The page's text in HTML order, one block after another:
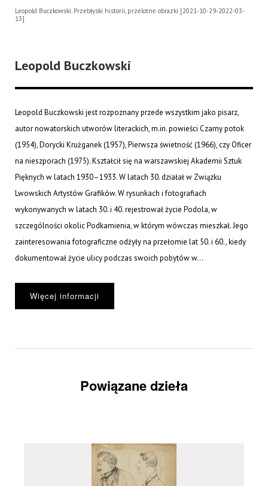
Leopold Buczkowski. Przebłyski historii, przelotne obrazki [2021-10-29-2022-03-
13]
Leopold Buczkowski
Leopold Buczkowski jest rozpoznany przede wszystkim jako pisarz,
autor nowatorskich utworów literackich, m.in. powieści Czarny potok
(1954), Dorycki Krużganek (1957), Pierwsza świetność (1966), czy Oficer
na nieszporach (1975). Kształcił się na warszawskiej Akademii Sztuk
Pięknych w latach 1930–1933. W latach 30. działał w Związku
Lwowskich Artystów Grafików. W rysunkach i fotografiach
wykonywanych w latach 30. i 40. rejestrował życie Podola, w
szczególności okolic Podkamienia, w którym wówczas mieszkał. Jego
zainteresowania fotograficzne odżyły na przełomie lat 50. i 60., kiedy
dokumentował życie ulicy podczas swoich pobytów w...
Więcej informacji
Powiązane dzieła